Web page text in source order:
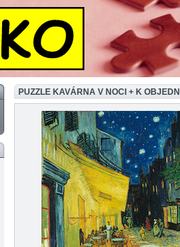
PUZZLE KAVÁRNA V NOCI + K